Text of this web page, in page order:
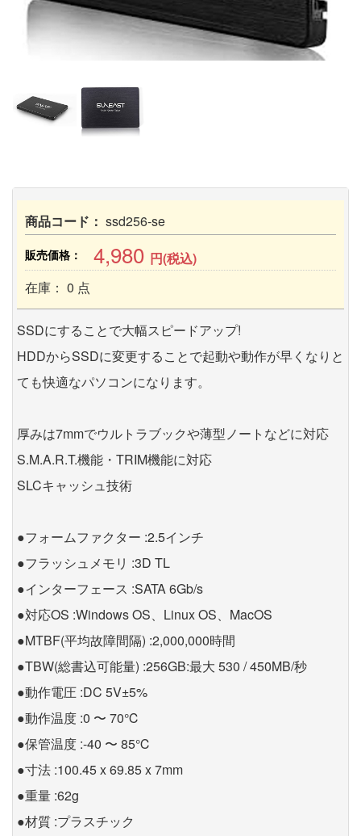
商品コード： ssd256-se
販売価格： 4,980 円(税込)
在庫： 0 点
SSDにすることで大幅スピードアップ!
HDDからSSDに変更することで起動や動作が早くなりと
ても快適なパソコンになります。
厚みは7mmでウルトラブックや薄型ノートなどに対応
S.M.A.R.T.機能・TRIM機能に対応
SLCキャッシュ技術
●フォームファクター :2.5インチ
●フラッシュメモリ :3D TL
●インターフェース :SATA 6Gb/s
●対応OS :Windows OS、Linux OS、MacOS
●MTBF(平均故障間隔) :2,000,000時間
●TBW(総書込可能量) :256GB:最大 530 / 450MB/秒
●動作電圧 :DC 5V±5%
●動作温度 :0 〜 70℃
●保管温度 :-40 〜 85℃
●寸法 :100.45 x 69.85 x 7mm
●重量 :62g
●材質 :プラスチック